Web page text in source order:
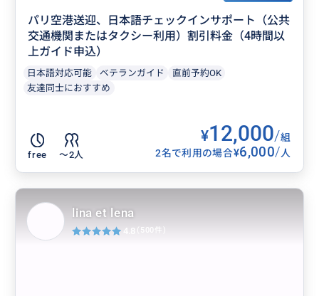
パリ空港送迎、日本語チェックインサポート（公共
交通機関またはタクシー利用）割引料金（4時間以
上ガイド申込）
日本語対応可能 ベテランガイド
直前予約OK
友達同士におすすめ
free 〜2人
¥12,000/組
2名で利用の場合¥6,000/人
lina et lena
4.8 (500件)